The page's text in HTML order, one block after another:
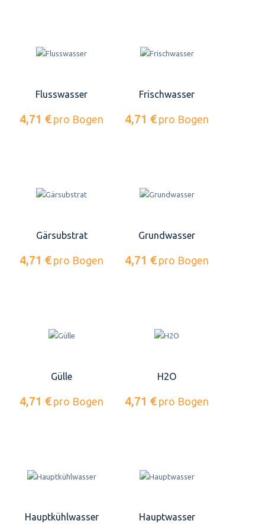
Flusswasser
4,71 € pro Bogen
Frischwasser
4,71 € pro Bogen
Gärsubstrat
4,71 € pro Bogen
Grundwasser
4,71 € pro Bogen
Gülle
4,71 € pro Bogen
H2O
4,71 € pro Bogen
Hauptkühlwasser Hauptwasser